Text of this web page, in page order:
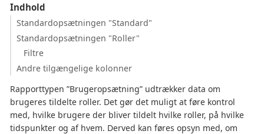
Indhold
Standardopsætningen "Standard"
Standardopsætningen "Roller"
Filtre
Andre tilgængelige kolonner
Rapporttypen ”Brugeropsætning” udtrækker data om
brugeres tildelte roller. Det gør det muligt at føre kontrol
med, hvilke brugere der bliver tildelt hvilke roller, på hvilke
tidspunkter og af hvem. Derved kan føres opsyn med, om